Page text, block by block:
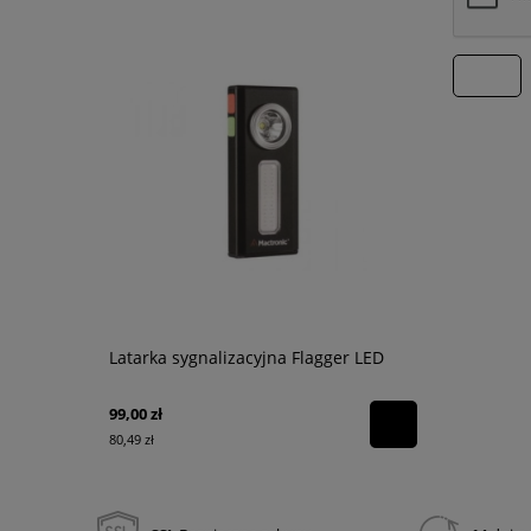
Latarka sygnalizacyjna Flagger LED
99,00 zł
80,49 zł